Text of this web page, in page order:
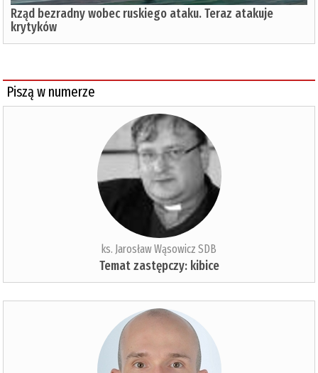
Rząd bezradny wobec ruskiego ataku. Teraz atakuje
krytyków
Piszą w numerze
ks. Jarosław Wąsowicz SDB
Temat zastępczy: kibice